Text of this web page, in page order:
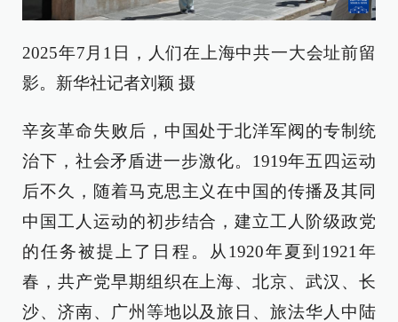
2025年7月1日，人们在上海中共一大会址前留
影。新华社记者刘颖 摄
辛亥革命失败后，中国处于北洋军阀的专制统
治下，社会矛盾进一步激化。1919年五四运动
后不久，随着马克思主义在中国的传播及其同
中国工人运动的初步结合，建立工人阶级政党
的任务被提上了日程。从1920年夏到1921年
春，共产党早期组织在上海、北京、武汉、长
沙、济南、广州等地以及旅日、旅法华人中陆